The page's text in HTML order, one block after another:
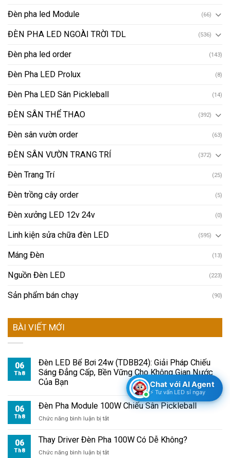
Đèn pha led Module (66)
ĐÈN PHA LED NGOÀI TRỜI TDL (536)
Đèn pha led order (143)
Đèn Pha LED Prolux (8)
Đèn Pha LED Sân Pickleball (14)
ĐÈN SÂN THỂ THAO (392)
Đèn sân vườn order (63)
ĐÈN SÂN VƯỜN TRANG TRÍ (372)
Đèn Trang Trí (25)
Đèn trồng cây order (5)
Đèn xưởng LED 12v 24v (0)
Linh kiện sửa chữa đèn LED (595)
Máng Đèn (13)
Nguồn Đèn LED (223)
Sản phẩm bán chạy (90)
BÀI VIẾT MỚI
06
Th8
Đèn LED Bể Bơi 24w (TDBB24): Giải Pháp Chiếu
Sáng Đẳng Cấp, Bền Vững Cho Không Gian Nước
Của Bạn
06
Th8
Đèn Pha Module 100W Chiếu Sân Pickleball
Chức năng bình luận bị tắtở
Pha
100W
06
Th8
Thay Driver Đèn Pha 100W Có Dễ Không?
Chức năng bình luận bị tắtở
Chat với AI Agent
⚡ Tư vấn LED sỉ ngay